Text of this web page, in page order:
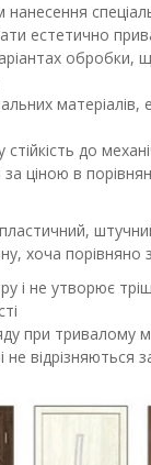
естетично
обробки,
до
ціною в
хоча порівняно
і не утворює
при тривалому
не відрізняються